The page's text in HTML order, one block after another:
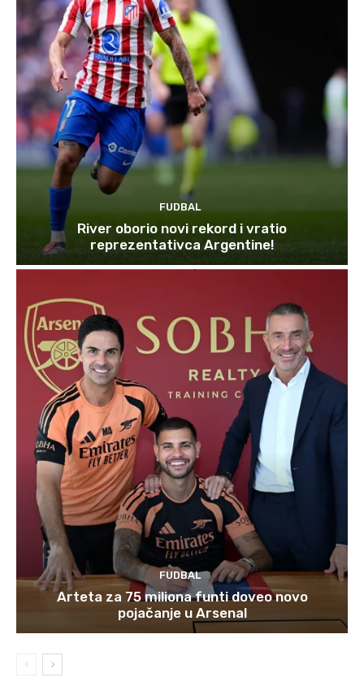
FUDBAL
River oborio novi rekord i vratio
reprezentativca Argentine!
FUDBAL
Arteta za 75 miliona funti doveo novo
pojačanje u Arsenal